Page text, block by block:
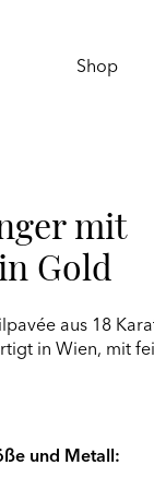
Shop
mit
Gold
aus 18
in Wien, mit
und Metall: